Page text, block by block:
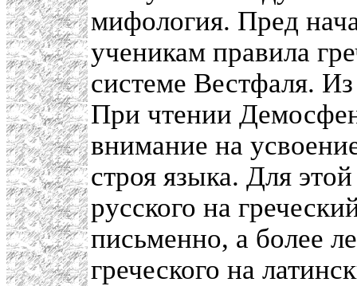
мифология. Пред
ученикам правила
системе Вестфаля.
При чтении
внимание на
строя языка. Для
русского на
письменно, а более
греческого на